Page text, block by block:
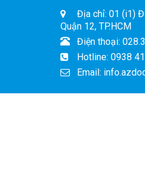
Địa chỉ: 01 (i1)
Quận 12, TP.HCM
Điện thoại:
Hotline: 0938
Email: